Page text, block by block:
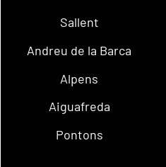
Sallent
Andreu de la Barca
Alpens
Aiguafreda
Pontons